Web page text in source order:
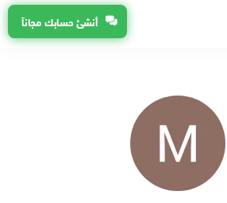
أنشئ حسابك مجاناً